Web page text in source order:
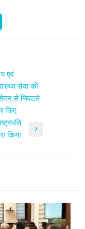
एवं
सेवा को
से निपटने
किए
किया